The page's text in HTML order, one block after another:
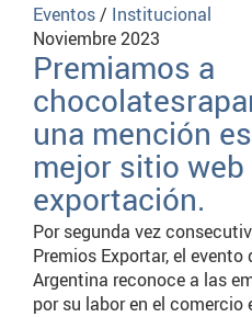
Eventos/ Institucional
Noviembre 2023
Premiamos a
una mención
mejor sitio
exportación.
Por segunda vez
Premios Exportar, el evento
Argentina reconoce a las
por su labor en el comercio